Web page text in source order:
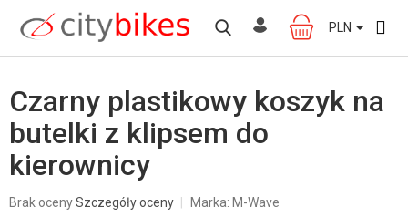
treści
KOSZYK
PLN
Czarny plastikowy koszyk na
butelki z klipsem do
kierownicy
Średnia
Brak ocenySzczegóły oceny Marka: M-Wave